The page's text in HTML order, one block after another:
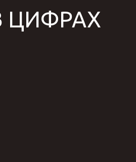
ЦИФРАХ